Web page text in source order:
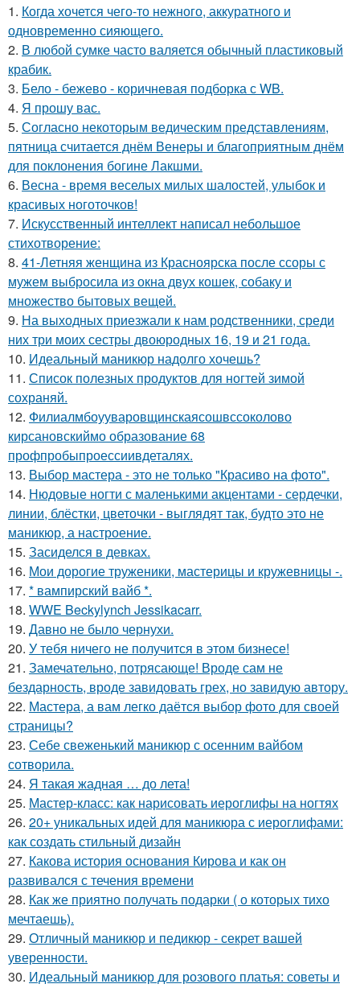
1. Когда хочется чего-то нежного, аккуратного и
одновременно сияющего.
2. В любой сумке часто валяется обычный пластиковый
крабик.
3. Бело - бежево - коричневая подборка с WB.
4. Я прошу вас.
5. Согласно некоторым ведическим представлениям,
пятница считается днём Венеры и благоприятным днём
для поклонения богине Лакшми.
6. Весна - время веселых милых шалостей, улыбок и
красивых ноготочков!
7. Искусственный интеллект написал небольшое
стихотворение:
8. 41-Летняя женщина из Красноярска после ссоры с
мужем выбросила из окна двух кошек, собаку и
множество бытовых вещей.
9. На выходных приезжали к нам родственники, среди
них три моих сестры двоюродных 16, 19 и 21 года.
10. Идеальный маникюр надолго хочешь?
11. Список полезных продуктов для ногтей зимой
сохраняй.
12. Филиалмбоууваровщинскаясошвссоколово
кирсановскиймо образование 68
профпробыпроессиивдеталях.
13. Выбор мастера - это не только "Красиво на фото".
14. Нюдовые ногти с маленькими акцентами - сердечки,
линии, блёстки, цветочки - выглядят так, будто это не
маникюр, а настроение.
15. Засиделся в девках.
16. Мои дорогие труженики, мастерицы и кружевницы -.
17. * вампирский вайб *.
18. WWE Beckylynch Jessikacarr.
19. Давно не было чернухи.
20. У тебя ничего не получится в этом бизнесе!
21. Замечательно, потрясающе! Вроде сам не
бездарность, вроде завидовать грех, но завидую автору.
22. Мастера, а вам легко даётся выбор фото для своей
страницы?
23. Себе свеженький маникюр с осенним вайбом
сотворила.
24. Я такая жадная … до лета!
25. Мастер-класс: как нарисовать иероглифы на ногтях
26. 20+ уникальных идей для маникюра с иероглифами:
как создать стильный дизайн
27. Какова история основания Кирова и как он
развивался с течения времени
28. Как же приятно получать подарки ( о которых тихо
мечтаешь).
29. Отличный маникюр и педикюр - секрет вашей
уверенности.
30. Идеальный маникюр для розового платья: советы и